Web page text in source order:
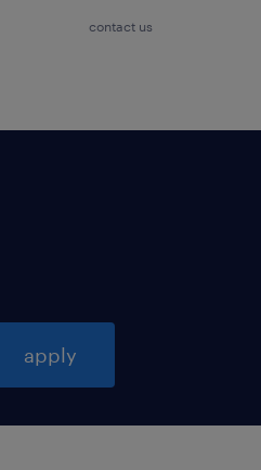
contact us
apply